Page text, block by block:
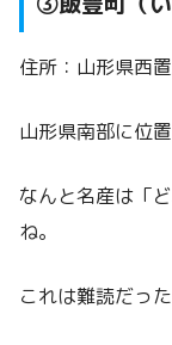
住所：山形県西
山形県南部に位
なんと名産は「
ね。
これは難読だっ